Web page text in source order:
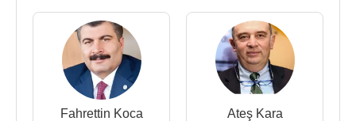
Fahrettin Koca Ateş Kara